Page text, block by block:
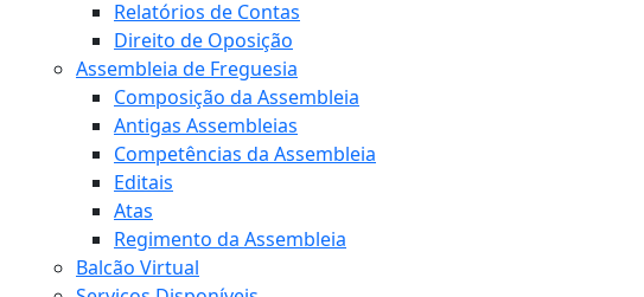
Relatórios de Contas
Direito de Oposição
Assembleia de Freguesia
Composição da Assembleia
Antigas Assembleias
Competências da Assembleia
Editais
Atas
Regimento da Assembleia
Balcão Virtual